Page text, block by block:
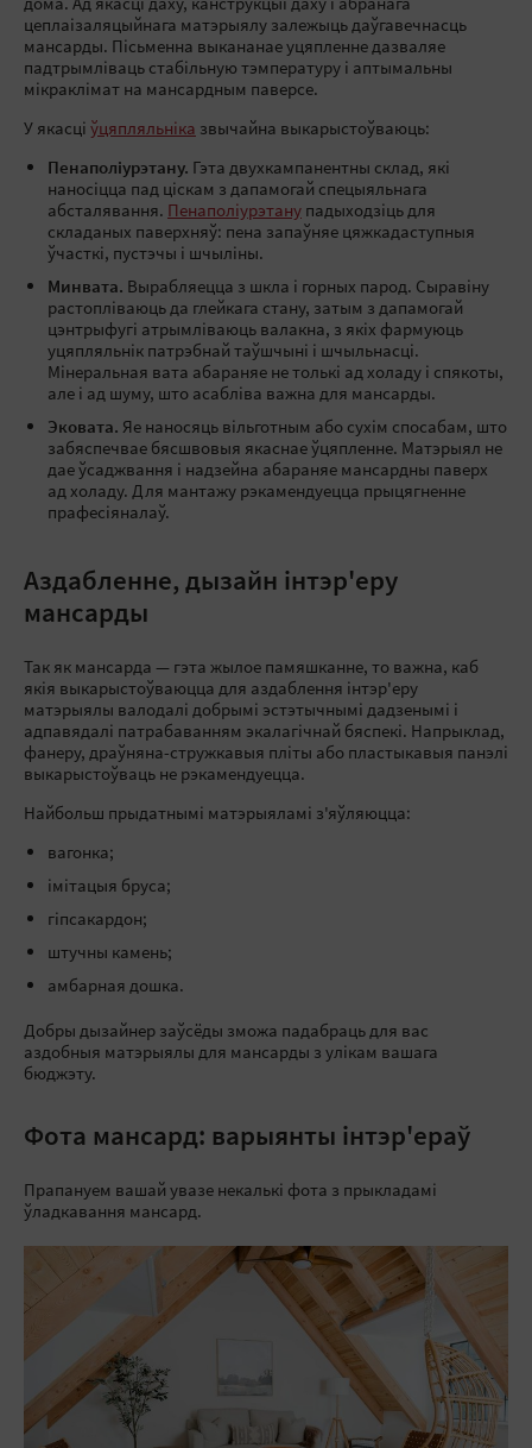
дома. Ад якасці даху, канструкцыі даху і абранага
цеплаізаляцыйнага матэрыялу залежыць даўгавечнасць
мансарды. Пісьменна выкананае уцяпленне дазваляе
падтрымліваць стабільную тэмпературу і аптымальны
мікраклімат на мансардным паверсе.
У якасці ўцяпляльніка звычайна выкарыстоўваюць:
Пенаполіурэтану. Гэта двухкампанентны склад, які
наносіцца пад ціскам з дапамогай спецыяльнага
абсталявання.
Пенаполіурэтану падыходзіць для
складаных паверхняў: пена запаўняе цяжкадаступныя
ўчасткі, пустэчы і шчыліны.
Минвата. Вырабляецца з шкла і горных парод. Сыравіну
растопліваюць да глейкага стану, затым з дапамогай
цэнтрыфугі атрымліваюць валакна, з якіх фармуюць
уцяпляльнік патрэбнай таўшчыні і шчыльнасці.
Мінеральная вата абараняе не толькі ад холаду і спякоты,
але і ад шуму, што асабліва важна для мансарды.
Эковата. Яе наносяць вільготным або сухім спосабам, што
забяспечвае бясшвовыя якаснае ўцяпленне. Матэрыял не
дае ўсаджвання і надзейна абараняе мансардны паверх
ад холаду. Для мантажу рэкамендуецца прыцягненне
прафесіяналаў.
Аздабленне, дызайн інтэр'еру
мансарды
Так як мансарда — гэта жылое памяшканне, то важна, каб
якія выкарыстоўваюцца для аздаблення інтэр'еру
матэрыялы валодалі добрымі эстэтычнымі дадзенымі і
адпавядалі патрабаванням экалагічнай бяспекі. Напрыклад,
фанеру, драўняна-стружкавыя пліты або пластыкавыя панэлі
выкарыстоўваць не рэкамендуецца.
Найбольш прыдатнымі матэрыяламі з'яўляюцца:
вагонка;
імітацыя бруса;
гіпсакардон;
штучны камень;
амбарная дошка.
Добры дызайнер заўсёды зможа падабраць для вас
аздобныя матэрыялы для мансарды з улікам вашага
бюджэту.
Фота мансард: варыянты інтэр'ераў
Прапануем вашай увазе некалькі фота з прыкладамі
ўладкавання мансард.